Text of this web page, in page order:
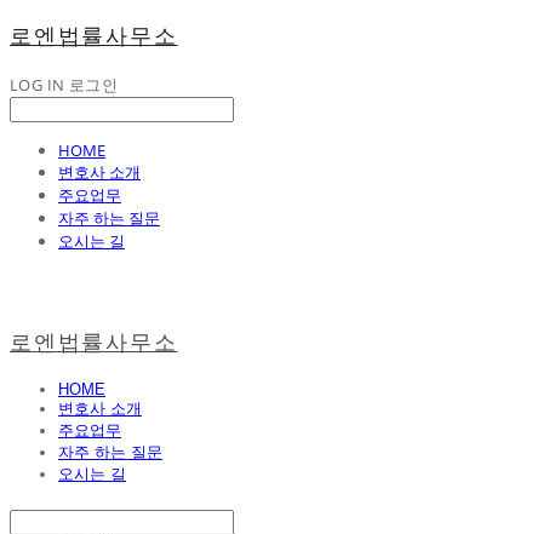
로엔법률사무소
LOG IN 로그인
HOME
변호사 소개
주요업무
자주 하는 질문
오시는 길
로엔법률사무소
HOME
변호사 소개
주요업무
자주 하는 질문
오시는 길